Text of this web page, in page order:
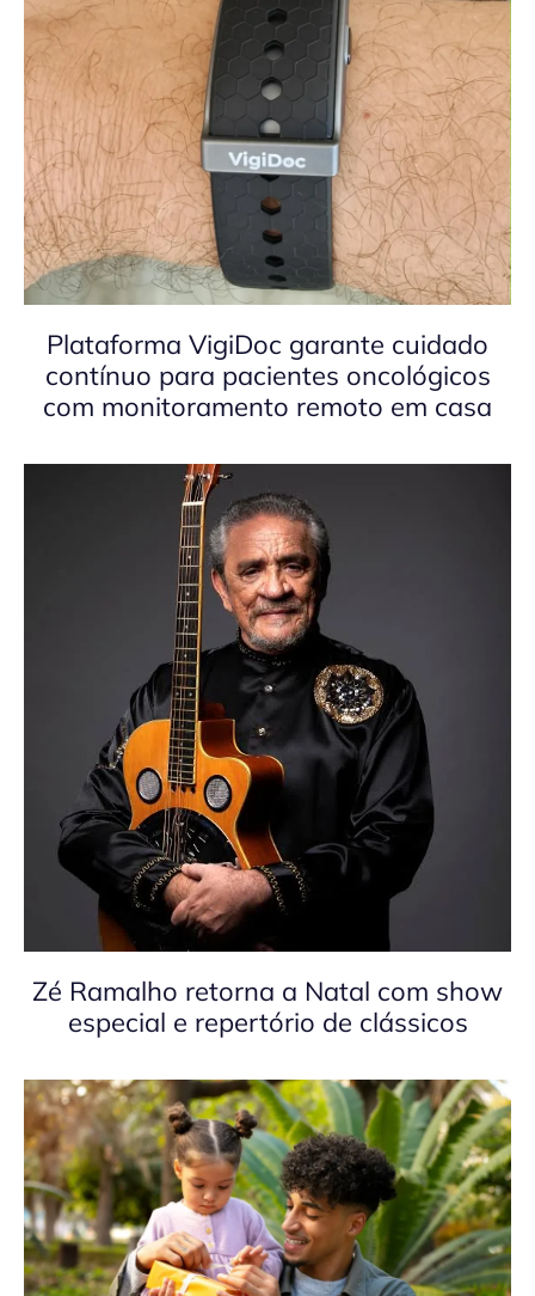
Plataforma VigiDoc garante cuidado
contínuo para pacientes oncológicos
com monitoramento remoto em casa
Zé Ramalho retorna a Natal com show
especial e repertório de clássicos